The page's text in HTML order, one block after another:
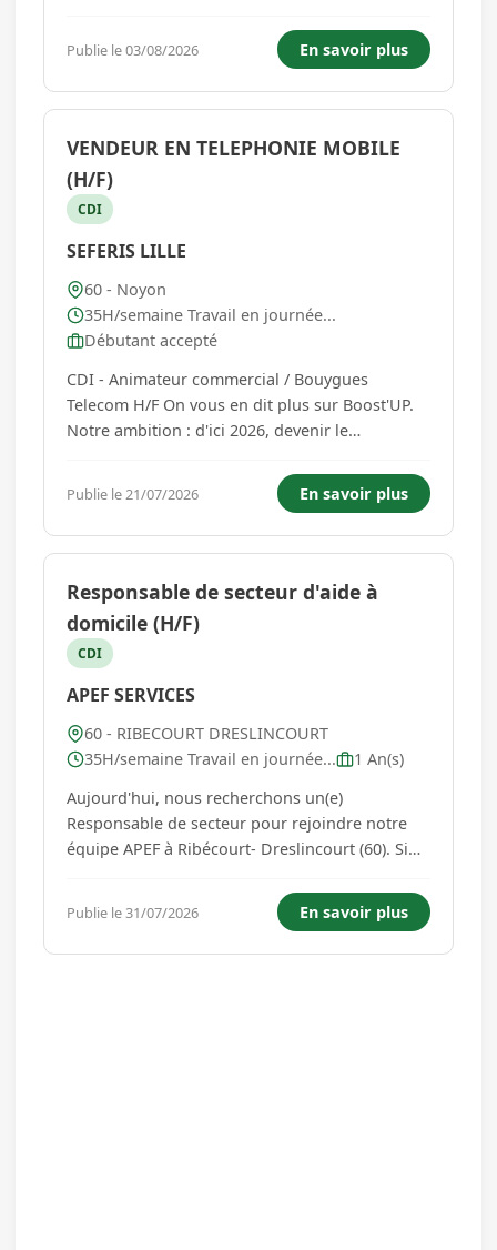
enregistrez les achats, assurez l'encaissement
des produits et gère la caisse Vous contrôlez le
flux des clients à la caisse...
Publie le 03/08/2026 En savoir plus
VENDEUR EN TELEPHONIE MOBILE
(H/F)
CDI
SEFERIS LILLE
60 - Noyon
35H/semaine Travail en journée...
Débutant accepté
CDI - Animateur commercial / Bouygues
Telecom H/F On vous en dit plus sur Boost'UP.
Notre ambition : d'ici 2026, devenir le
Bouygues Telecom, nous distribuons depuis
plus de 20 ans les offres et services auprès des
...
Publie le 21/07/2026 En savoir plus
Responsable de secteur d'aide à
domicile (H/F)
CDI
APEF SERVICES
60 - RIBECOURT DRESLINCOURT
35H/semaine Travail en journée...
1 An(s)
Aujourd'hui, nous recherchons un(e)
Responsable de secteur pour rejoindre notre
équipe APEF à Ribécourt- Dreslincourt (60). Si
management, gestion, sens du service et
amélioration continue, ce rôle est fait pour vous
! Vos missions : Dans ce rôle ...
Publie le 31/07/2026 En savoir plus